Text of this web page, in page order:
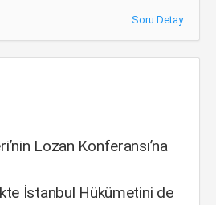
Soru Detay
Lozan Konferansı’na
İstanbul Hükümetini de